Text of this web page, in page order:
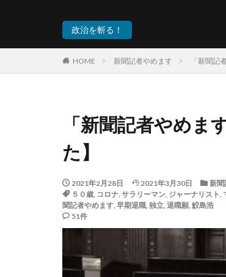
政治を斬る！
HOME 新聞記者やめます 「新聞記
「新聞記者やめま
た】
2021年2月28日 2021年3月30日
新聞
５０歳, コロナ, サラリーマン, ジャーナリスト,
聞記者やめます, 早期退職, 独立, 退職願, 鮫島浩
51件